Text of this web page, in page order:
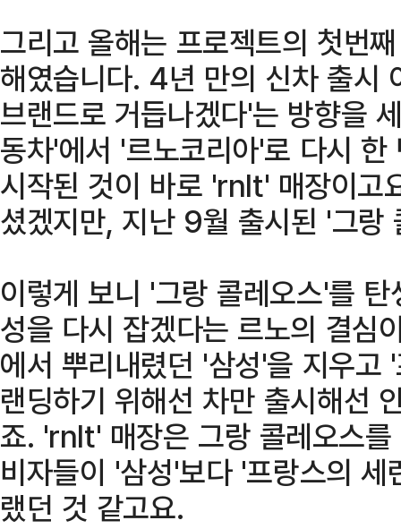
그리고 올해는 프로젝트의 첫번
해였습니다. 4년 만의 신차 출시
브랜드로 거듭나겠다'는 방향을
동차'에서 '르노코리아'로 다시
시작된 것이 바로 'rnlt' 매장이고
셨겠지만, 지난 9월 출시된 '그랑
이렇게 보니 '그랑 콜레오스'를
성을 다시 잡겠다는 르노의 결심
에서 뿌리내렸던 '삼성'을 지우고
랜딩하기 위해선 차만 출시해선
죠. 'rnlt' 매장은 그랑 콜레오스
비자들이 '삼성'보다 '프랑스의
랬던 것 같고요.